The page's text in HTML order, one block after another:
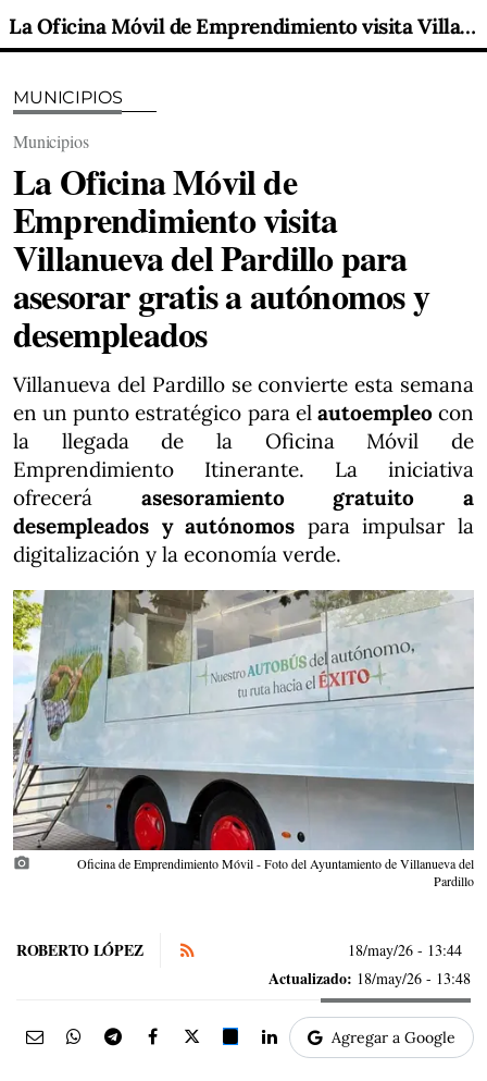
La Oficina Móvil de Emprendimiento visita Villanueva del Pardillo para asesorar gratis a autónomos y desempleados
MUNICIPIOS
Municipios
La Oficina Móvil de
Emprendimiento visita
Villanueva del Pardillo para
asesorar gratis a autónomos y
desempleados
Villanueva del Pardillo se convierte esta semana
en un punto estratégico para el autoempleocon
la llegada de la Oficina Móvil de
Emprendimiento Itinerante. La iniciativa
ofrecerá asesoramiento gratuito a
desempleados y autónomos para impulsar la
digitalización y la economía verde.
photo_camera
Oficina de Emprendimiento Móvil - Foto del Ayuntamiento de Villanueva del
Pardillo
ROBERTO LÓPEZ 18/may/26 - 13:44
Actualizado: 18/may/26 - 13:48
Agregar a Google